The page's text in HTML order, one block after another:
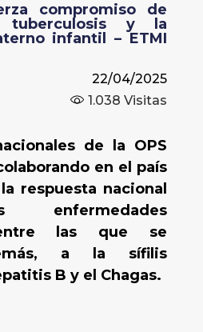
compromiso de
tuberculosis y la
infantil – ETMI
22/04/2025
1.038 Visitas
de la OPS
en el país
respuesta nacional
las que se
a la sífilis
B y el Chagas.